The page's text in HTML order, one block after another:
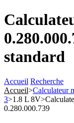
standard
Accueil Recherche
Accueil>Calculateur
3>1.8 L 8V>
0.280.000.739